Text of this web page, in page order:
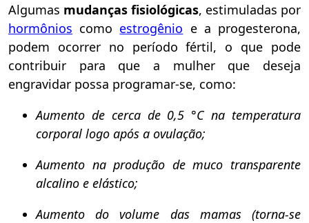
Algumas mudanças fisiológicas, estimuladas por
hormônios como estrogênio e a progesterona,
podem ocorrer no período fértil, o que pode
contribuir para que a mulher que deseja
engravidar possa programar-se, como:
Aumento de cerca de 0,5 °C na temperatura
corporal logo após a ovulação;
Aumento na produção de muco transparente
alcalino e elástico;
Aumento do volume das mamas (torna-se